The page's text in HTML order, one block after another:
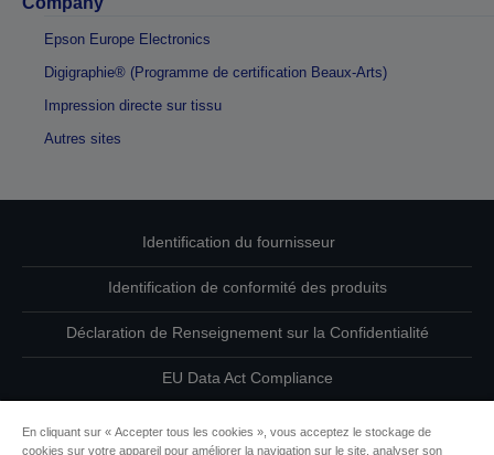
Epson Europe Electronics
Digigraphie® (Programme de certification Beaux-Arts)
Impression directe sur tissu
Autres sites
Identification du fournisseur
Identification de conformité des produits
Déclaration de Renseignement sur la Confidentialité
EU Data Act Compliance
En cliquant sur « Accepter tous les cookies », vous acceptez le stockage de
cookies sur votre appareil pour améliorer la navigation sur le site, analyser son